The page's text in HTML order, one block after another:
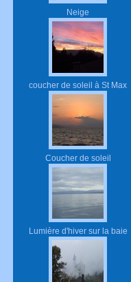
Neige
coucher de soleil à St Max
Coucher de soleil
Lumière d'hiver sur la baie